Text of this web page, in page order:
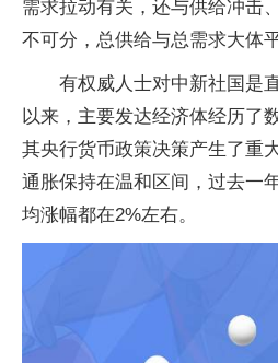
需求拉动有关，还与供给冲击
不可分，总供给与总需求大体
有权威人士对中新社国是
以来，主要发达经济体经历了
其央行货币政策决策产生了重
通胀保持在温和区间，过去一
均涨幅都在2%左右。